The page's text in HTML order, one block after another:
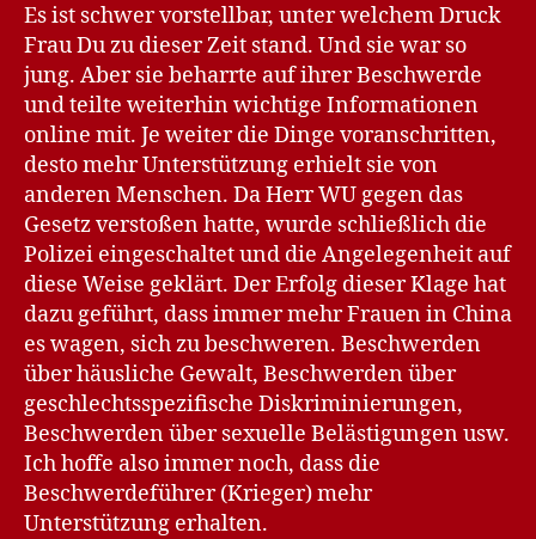
Es ist schwer vorstellbar, unter welchem Druck
Frau Du zu dieser Zeit stand. Und sie war so
jung. Aber sie beharrte auf ihrer Beschwerde
und teilte weiterhin wichtige Informationen
online mit. Je weiter die Dinge voranschritten,
desto mehr Unterstützung erhielt sie von
anderen Menschen. Da Herr WU gegen das
Gesetz verstoßen hatte, wurde schließlich die
Polizei eingeschaltet und die Angelegenheit auf
diese Weise geklärt. Der Erfolg dieser Klage hat
dazu geführt, dass immer mehr Frauen in China
es wagen, sich zu beschweren. Beschwerden
über häusliche Gewalt, Beschwerden über
geschlechtsspezifische Diskriminierungen,
Beschwerden über sexuelle Belästigungen usw.
Ich hoffe also immer noch, dass die
Beschwerdeführer (Krieger) mehr
Unterstützung erhalten.